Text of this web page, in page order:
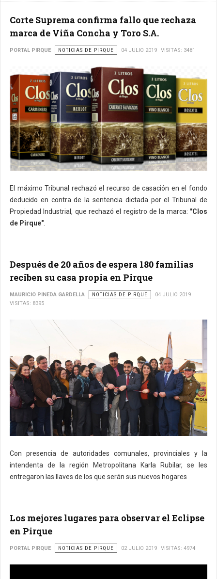
Corte Suprema confirma fallo que rechaza
marca de Viña Concha y Toro S.A.
PORTAL PIRQUE NOTICIAS DE PIRQUE 04 JULIO 2019 VISITAS: 3481
El máximo Tribunal rechazó el recurso de casación en el fondo
deducido en contra de la sentencia dictada por el Tribunal de
Propiedad Industrial, que rechazó el registro de la marca: "Clos
de Pirque".
Después de 20 años de espera 180 familias
reciben su casa propia en Pirque
MAURICIO PINEDA GARDELLA NOTICIAS DE PIRQUE
04 JULIO 2019
VISITAS: 8395
Con presencia de autoridades comunales, provinciales y la
intendenta de la región Metropolitana Karla Rubilar, se les
entregaron las llaves de los que serán sus nuevos hogares
Los mejores lugares para observar el Eclipse
en Pirque
PORTAL PIRQUE NOTICIAS DE PIRQUE 02 JULIO 2019 VISITAS: 4974